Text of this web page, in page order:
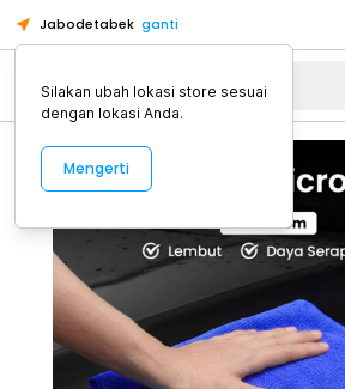
Jabodetabek ganti
Alat Kopi
Silakan ubah lokasi store sesuai
dengan lokasi Anda.
Mengerti